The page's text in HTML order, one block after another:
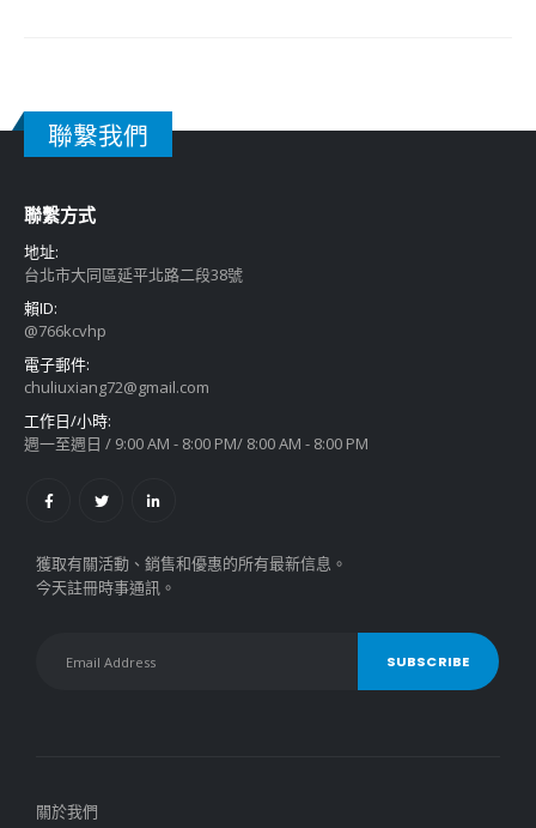
聯繫我們
聯繫方式
地址:
台北市大同區延平北路二段38號
賴ID:
@766kcvhp
電子郵件:
chuliuxiang72@gmail.com
工作日/小時:
週一至週日 / 9:00 AM - 8:00 PM/ 8:00 AM - 8:00 PM
獲取有關活動、銷售和優惠的所有最新信息。
今天註冊時事通訊。
關於我們